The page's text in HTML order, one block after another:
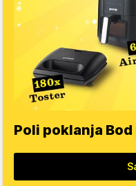
Poli poklanja